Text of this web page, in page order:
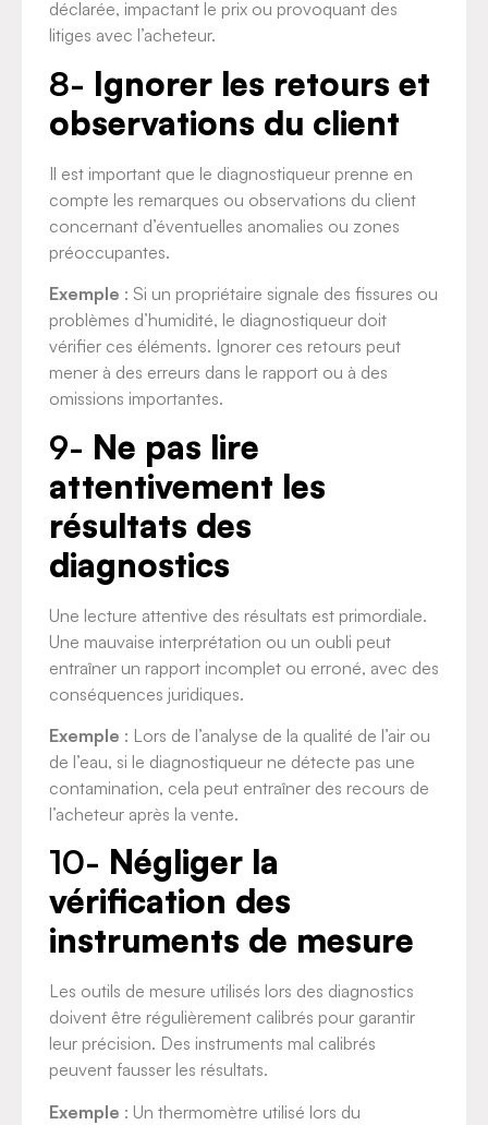
déclarée, impactant le prix ou provoquant des
litiges avec l’acheteur.
8- Ignorer les retours et
observations du client
Il est important que le diagnostiqueur prenne en
compte les remarques ou observations du client
concernant d’éventuelles anomalies ou zones
préoccupantes.
Exemple : Si un propriétaire signale des fissures ou
problèmes d’humidité, le diagnostiqueur doit
vérifier ces éléments. Ignorer ces retours peut
mener à des erreurs dans le rapport ou à des
omissions importantes.
9- Ne pas lire
attentivement les
résultats des
diagnostics
Une lecture attentive des résultats est primordiale.
Une mauvaise interprétation ou un oubli peut
entraîner un rapport incomplet ou erroné, avec des
conséquences juridiques.
Exemple : Lors de l’analyse de la qualité de l’air ou
de l’eau, si le diagnostiqueur ne détecte pas une
contamination, cela peut entraîner des recours de
l’acheteur après la vente.
10- Négliger la
vérification des
instruments de mesure
Les outils de mesure utilisés lors des diagnostics
doivent être régulièrement calibrés pour garantir
leur précision. Des instruments mal calibrés
peuvent fausser les résultats.
Exemple : Un thermomètre utilisé lors du